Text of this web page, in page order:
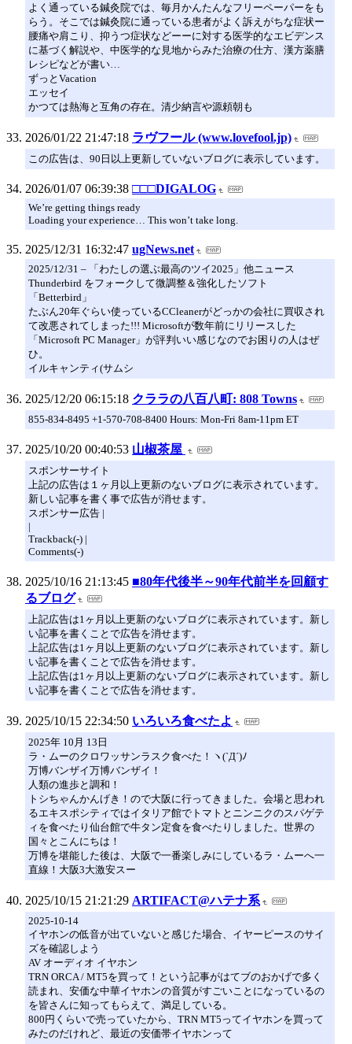
よく通っている鍼灸院では、毎月かんたんなフリーペーパーをも
らう。そこでは鍼灸院に通っている患者がよく訴えがちな症状ー
腰痛や肩こり、抑うつ症状などーーに対する医学的なエビデンス
に基づく解説や、中医学的な見地からみた治療の仕方、漢方薬膳
レシピなどが書い…
ずっとVacation
エッセイ
かつては熱海と互角の存在。清少納言や源頼朝も
2026/01/22 21:47:18 ラヴフール (www.lovefool.jp)
この広告は、90日以上更新していないブログに表示しています。
2026/01/07 06:39:38 □□□DIGALOG
We’re getting things ready
Loading your experience… This won’t take long.
2025/12/31 16:32:47 ugNews.net
2025/12/31 – 「わたしの選ぶ最高のツイ2025」他ニュース
Thunderbird をフォークして微調整＆強化したソフト
「Betterbird」
たぶん20年ぐらい使っているCCleanerがどっかの会社に買収され
て改悪されてしまった!!! Microsoftが数年前にリリースした
「Microsoft PC Manager」が評判いい感じなのでお困りの人はぜ
ひ。
イルキャンティ(サムシ
2025/12/20 06:15:18 クララの八百八町: 808 Towns
855-834-8495 +1-570-708-8400 Hours: Mon-Fri 8am-11pm ET
2025/10/20 00:40:53 山椒茶屋
スポンサーサイト
上記の広告は１ヶ月以上更新のないブログに表示されています。
新しい記事を書く事で広告が消せます。
スポンサー広告 |
|
Trackback(-) |
Comments(-)
2025/10/16 21:13:45 ■80年代後半～90年代前半を回顧す
るブログ
上記広告は1ヶ月以上更新のないブログに表示されています。新し
い記事を書くことで広告を消せます。
上記広告は1ヶ月以上更新のないブログに表示されています。新し
い記事を書くことで広告を消せます。
上記広告は1ヶ月以上更新のないブログに表示されています。新し
い記事を書くことで広告を消せます。
2025/10/15 22:34:50 いろいろ食べたよ
2025年 10月 13日
ラ・ムーのクロワッサンラスク食べた！ヽ(`Д´)ﾉ
万博バンザイ万博バンザイ！
人類の進歩と調和！
トシちゃんかんげき！ので大阪に行ってきました。会場と思われ
るエキスポシティではイタリア館でトマトとニンニクのスパゲテ
ィを食べたり仙台館で牛タン定食を食べたりしました。世界の
国々とこんにちは！
万博を堪能した後は、大阪で一番楽しみにしているラ・ムーへ一
直線！大阪3大激安スー
2025/10/15 21:21:29 ARTIFACT@ハテナ系
2025-10-14
イヤホンの低音が出ていないと感じた場合、イヤーピースのサイ
ズを確認しよう
AV オーディオ イヤホン
TRN ORCA / MT5を買って！という記事がはてブのおかげで多く
読まれ、安価な中華イヤホンの音質がすごいことになっているの
を皆さんに知ってもらえて、満足している。
800円くらいで売っていたから、TRN MT5ってイヤホンを買って
みたのだけれど、最近の安価帯イヤホンって